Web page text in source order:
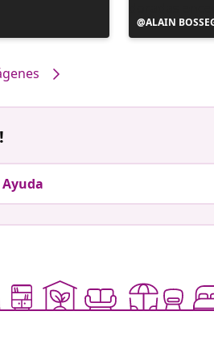
Publicación
realizada
ALAIN